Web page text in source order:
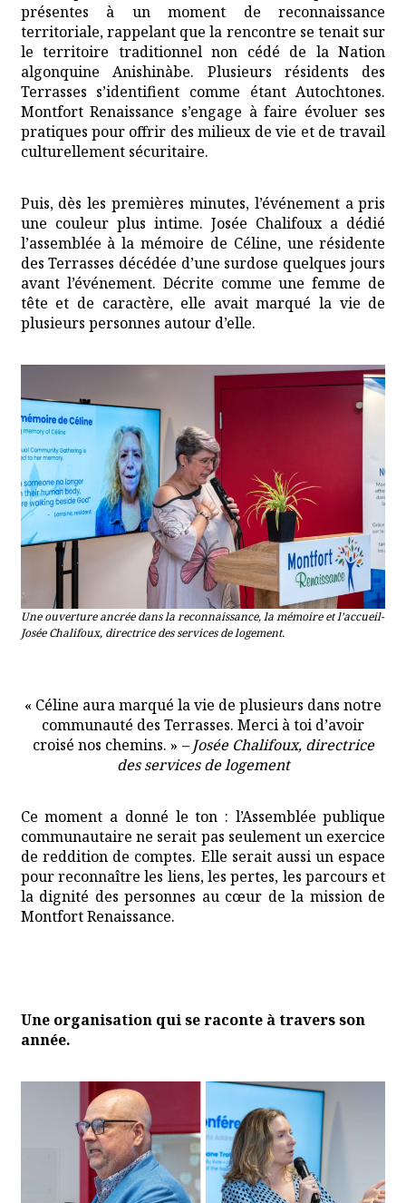
présentes à un moment de reconnaissance
territoriale, rappelant que la rencontre se tenait sur
le territoire traditionnel non cédé de la Nation
algonquine Anishinàbe. Plusieurs résidents des
Terrasses s’identifient comme étant Autochtones.
Montfort Renaissance s’engage à faire évoluer ses
pratiques pour offrir des milieux de vie et de travail
culturellement sécuritaire.
Puis, dès les premières minutes, l’événement a pris
une couleur plus intime. Josée Chalifoux a dédié
l’assemblée à la mémoire de Céline, une résidente
des Terrasses décédée d’une surdose quelques jours
avant l’événement. Décrite comme une femme de
tête et de caractère, elle avait marqué la vie de
plusieurs personnes autour d’elle.
Une ouverture ancrée dans la reconnaissance, la mémoire et l’accueil-
Josée Chalifoux, directrice des services de logement.
« Céline aura marqué la vie de plusieurs dans notre
communauté des Terrasses. Merci à toi d’avoir
croisé nos chemins. » – Josée Chalifoux, directrice
des services de logement
Ce moment a donné le ton : l’Assemblée publique
communautaire ne serait pas seulement un exercice
de reddition de comptes. Elle serait aussi un espace
pour reconnaître les liens, les pertes, les parcours et
la dignité des personnes au cœur de la mission de
Montfort Renaissance.
Une organisation qui se raconte à travers son
année.